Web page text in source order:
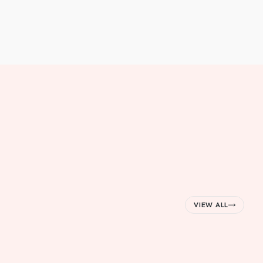
VIEW ALL